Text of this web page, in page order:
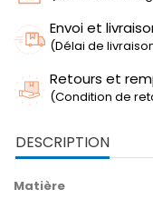
Envoi et
(Délai de
Retours et
(Condition de
DESCRIPTION
Matière